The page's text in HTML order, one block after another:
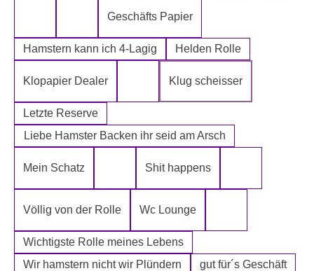
Fugen Reiniger
Fürn Arsch
Geschäfts Papier
Hamstern kann ich 4-Lagig Helden Rolle
Klopapier Dealer
Klopapier Mafia
Klug scheisser
Letzte Reserve
Liebe Hamster Backen ihr seid am Arsch
Mein Schatz
Psssst Hamster Ware
Shit happens
Völlig von der Rolle Wc Lounge
Wichtigste Rolle meines Lebens
Wir hamstern nicht wir Plündern
gut für´s Geschäft